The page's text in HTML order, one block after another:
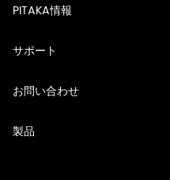
PITAKA情報
サポート
お問い合わせ
製品